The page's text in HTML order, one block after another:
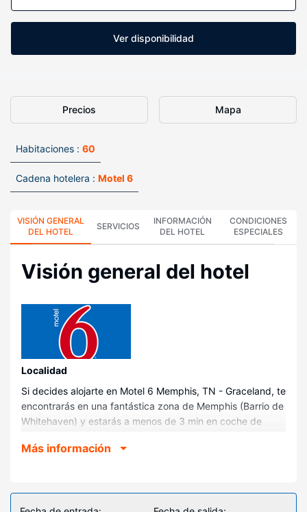
Ver disponibilidad
Precios Mapa
Habitaciones : 60
Cadena hotelera : Motel 6
VISIÓN GENERAL
DEL HOTEL
SERVICIOS
INFORMACIÓN
DEL HOTEL
CONDICIONES
ESPECIALES
Visión general del hotel
Localidad
Si decides alojarte en Motel 6 Memphis, TN - Graceland, te
encontrarás en una fantástica zona de Memphis (Barrio de
Whitehaven) y estarás a menos de 3 min en coche de
encuentra a 11,8 km de FedExForum y a 12,4 km de
Te sentirás como en tu propia casa en cualquiera de las 60
Más información